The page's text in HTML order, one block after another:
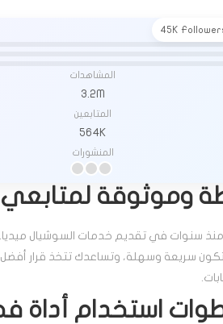
45K
المشاهدات
3.2M
المتابعين
564K
المنشورات
وموثوقة
سنوات في تقديم خدمات السوشيال
سريعة وسهلة، وتساعدك تتخذ قرار أفضل
استخدام أداة